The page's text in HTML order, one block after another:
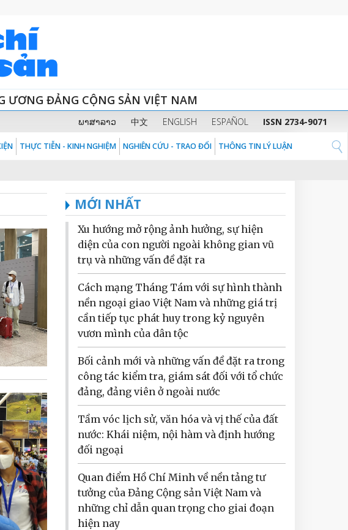
ƯƠNG ĐẢNG CỘNG SẢN VIỆT NAM
ພາສາລາວ 中文 ENGLISH ESPAÑOL ISSN 2734-9071
THỰC TIỄN - KINH NGHIỆM NGHIÊN CỨU - TRAO ĐỔI THÔNG TIN LÝ LUẬN
MỚI NHẤT
Xu hướng mở rộng ảnh hưởng, sự hiện
diện của con người ngoài không gian vũ
trụ và những vấn đề đặt ra
Cách mạng Tháng Tám với sự hình thành
nền ngoại giao Việt Nam và những giá trị
cần tiếp tục phát huy trong kỷ nguyên
vươn mình của dân tộc
Bối cảnh mới và những vấn đề đặt ra trong
công tác kiểm tra, giám sát đối với tổ chức
đảng, đảng viên ở ngoài nước
Tầm vóc lịch sử, văn hóa và vị thế của đất
nước: Khái niệm, nội hàm và định hướng
đối ngoại
Quan điểm Hồ Chí Minh về nền tảng tư
tưởng của Đảng Cộng sản Việt Nam và
những chỉ dẫn quan trọng cho giai đoạn
hiện nay